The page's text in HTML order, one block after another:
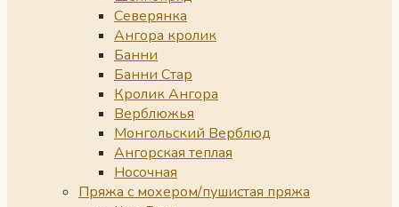
Северянка
Ангора кролик
Банни
Банни Стар
Кролик Ангора
Верблюжья
Монгольский Верблюд
Ангорская теплая
Носочная
Пряжа с мохером/пушистая пряжа